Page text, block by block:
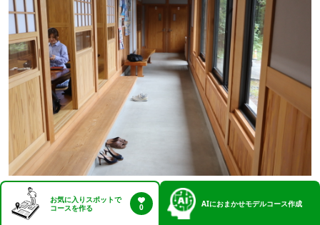
お気に入りスポットで
コースを作る
0 AIにおまかせモデルコース作成